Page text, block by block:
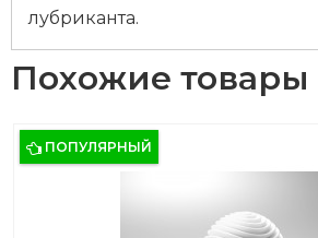
лубриканта.
Похожие товары
ПОПУЛЯРНЫЙ